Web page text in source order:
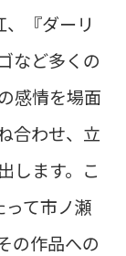
『ダーリ
など多くの
感情を場面
合わせ、立
します。こ
て市ノ瀬
の作品への